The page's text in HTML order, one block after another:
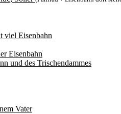
viel Eisenbahn
Eisenbahn
und des Trischendammes
Vater